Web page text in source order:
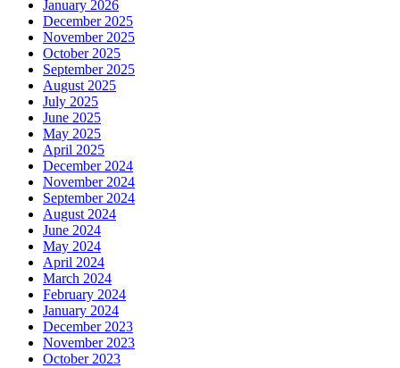
January 2026
December 2025
November 2025
October 2025
September 2025
August 2025
July 2025
June 2025
May 2025
April 2025
December 2024
November 2024
September 2024
August 2024
June 2024
May 2024
April 2024
March 2024
February 2024
January 2024
December 2023
November 2023
October 2023